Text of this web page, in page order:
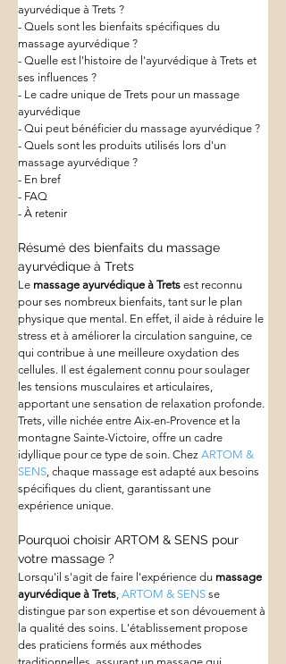
ayurvédique à Trets ?
- Quels sont les bienfaits spécifiques du
massage ayurvédique ?
- Quelle est l'histoire de l'ayurvédique à Trets et
ses influences ?
- Le cadre unique de Trets pour un massage
ayurvédique
- Qui peut bénéficier du massage ayurvédique ?
- Quels sont les produits utilisés lors d'un
massage ayurvédique ?
- En bref
- FAQ
- À retenir
Résumé des bienfaits du massage
ayurvédique à Trets
Le massage ayurvédique à Trets est reconnu
pour ses nombreux bienfaits, tant sur le plan
physique que mental. En effet, il aide à réduire le
stress et à améliorer la circulation sanguine, ce
qui contribue à une meilleure oxydation des
cellules. Il est également connu pour soulager
les tensions musculaires et articulaires,
apportant une sensation de relaxation profonde.
Trets, ville nichée entre Aix-en-Provence et la
montagne Sainte-Victoire, offre un cadre
idyllique pour ce type de soin. Chez ARTOM &
SENS, chaque massage est adapté aux besoins
spécifiques du client, garantissant une
expérience unique.
Pourquoi choisir ARTOM & SENS pour
votre massage ?
Lorsqu'il s'agit de faire l'expérience du massage
ayurvédique à Trets, ARTOM & SENS se
distingue par son expertise et son dévouement à
la qualité des soins. L'établissement propose
des praticiens formés aux méthodes